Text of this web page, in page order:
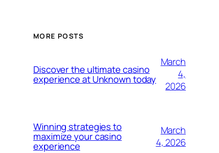
MORE POSTS
Discover the ultimate casino
experience at Unknown today
March
4,
2026
Winning strategies to
maximize your casino
experience
March
4, 2026